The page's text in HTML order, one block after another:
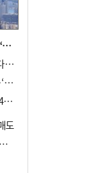
수도권과 다른데 같은 규제…부산 건설사 “쓰러지기 직전”
부산지역 준공 후 미분양 주택, 석 달 만에 다시 3000가구 넘어서
대연·문현 생활권, 전 세대 4베이 판상형…‘더샵 트리센트’ 내달 분양
더블역세권·평지·학군 ‘삼박자’…대연동 42층 브랜드 단지
도
전국 청약경쟁률 35개월 만에 최저…부산 미분양 ‘적체’ 심화